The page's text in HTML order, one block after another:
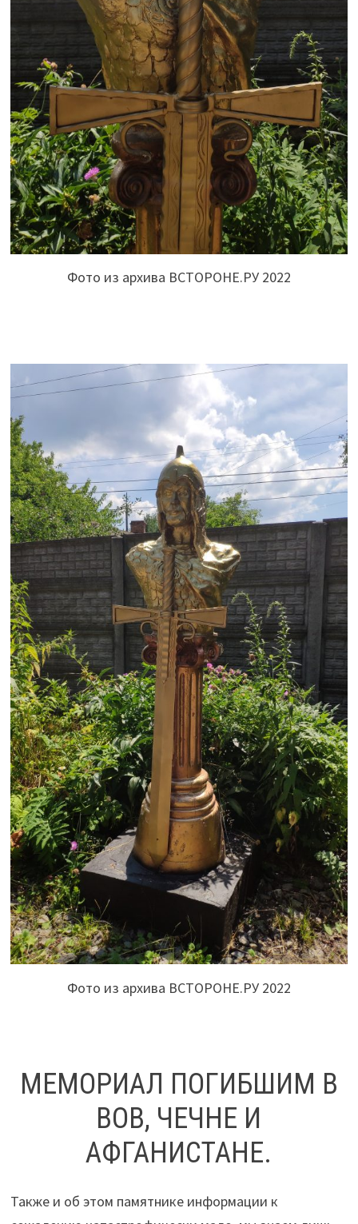
Фото из архива ВСТОРОНЕ.РУ 2022
Фото из архива ВСТОРОНЕ.РУ 2022
МЕМОРИАЛ ПОГИБШИМ В
ВОВ, ЧЕЧНЕ И
АФГАНИСТАНЕ.
Также и об этом памятнике информации к